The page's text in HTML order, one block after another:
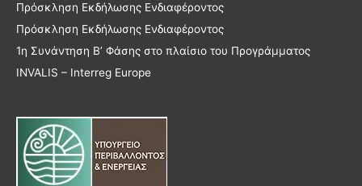
Πρόσκληση Εκδήλωσης Ενδιαφέροντος
Πρόσκληση Εκδήλωσης Ενδιαφέροντος
1η Συνάντηση Β’ Φάσης στο πλαίσιο του Προγράμματος
INVALIS – Interreg Europe